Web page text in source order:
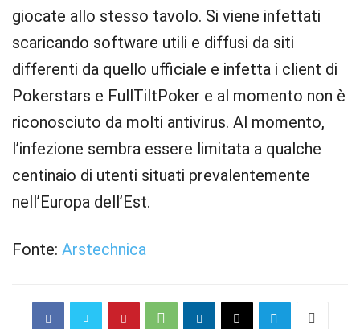
giocate allo stesso tavolo. Si viene infettati
scaricando software utili e diffusi da siti
differenti da quello ufficiale e infetta i client di
Pokerstars e FullTiltPoker e al momento non è
riconosciuto da molti antivirus. Al momento,
l’infezione sembra essere limitata a qualche
centinaio di utenti situati prevalentemente
nell’Europa dell’Est.
Fonte: Arstechnica